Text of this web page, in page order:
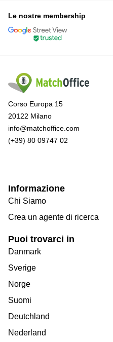
Le nostre membership
Corso Europa 15
20122 Milano
info@matchoffice.com
(+39) 80 09747 02
Informazione
Chi Siamo
Crea un agente di ricerca
Puoi trovarci in
Danmark
Sverige
Norge
Suomi
Deutchland
Nederland